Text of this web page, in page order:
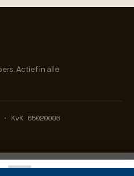
Actief in alle
KvK 65020006